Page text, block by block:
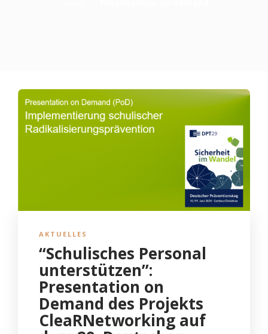
AKTUELLES
“Schulisches Personal
unterstützen”:
Presentation on
Demand des Projekts
CleaRNetworking auf